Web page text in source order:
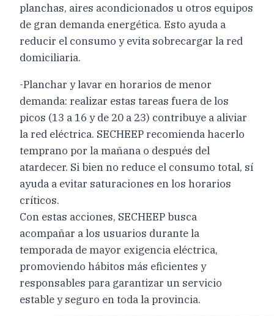
planchas, aires acondicionados u otros equipos
de gran demanda energética. Esto ayuda a
reducir el consumo y evita sobrecargar la red
domiciliaria.
-Planchar y lavar en horarios de menor
demanda: realizar estas tareas fuera de los
picos (13 a 16 y de 20 a 23) contribuye a aliviar
la red eléctrica. SECHEEP recomienda hacerlo
temprano por la mañana o después del
atardecer. Si bien no reduce el consumo total, sí
ayuda a evitar saturaciones en los horarios
críticos.
Con estas acciones, SECHEEP busca
acompañar a los usuarios durante la
temporada de mayor exigencia eléctrica,
promoviendo hábitos más eficientes y
responsables para garantizar un servicio
estable y seguro en toda la provincia.